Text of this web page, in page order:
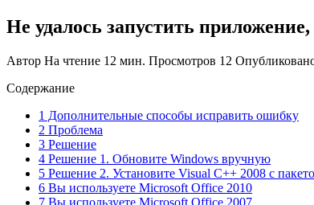
Не удалось запустить
Автор На чтение 12 мин. Просмотров 12
Содержание
1 Дополнительные способы исправить ошибку
2 Проблема
3 Решение
4 Решение 1. Обновите Windows вручную
5 Решение 2. Установите Visual C++ 2008 с
6 Вы используете Microsoft Office 2010
7 Вы используете Microsoft Office 2007